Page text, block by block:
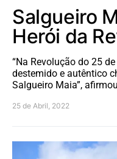
Salgueiro
Herói da
“Na Revolução do 25
destemido e autêntico
Salgueiro Maia”,
25 de Abril, 2022